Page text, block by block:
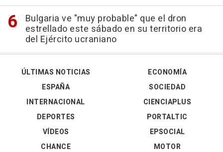
Bulgaria ve "muy probable" que el dron
estrellado este sábado en su territorio era
del Ejército ucraniano
ÚLTIMAS NOTICIAS
ESPAÑA
INTERNACIONAL
DEPORTES
VÍDEOS
ECONOMÍA
SOCIEDAD
CIENCIAPLUS
PORTALTIC
EPSOCIAL
CHANCE
MOTOR